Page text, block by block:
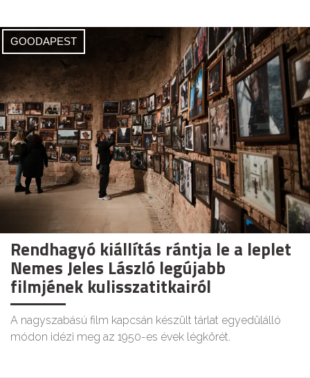
GOODAPEST
Rendhagyó kiállítás rántja le a leplet
Nemes Jeles László legújabb
filmjének kulisszatitkairól
A nagyszabású film kapcsán készült tárlat egyedülálló
módon idézi meg az 1950-es évek légkörét.